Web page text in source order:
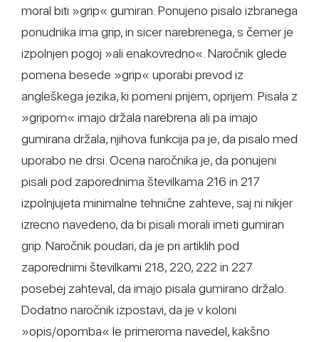
moral biti »grip« gumiran. Ponujeno pisalo izbranega
ponudnika ima grip, in sicer narebrenega, s čemer je
izpolnjen pogoj »ali enakovredno«. Naročnik glede
pomena besede »grip« uporabi prevod iz
angleškega jezika, ki pomeni prijem, oprijem. Pisala z
»gripom« imajo držala narebrena ali pa imajo
gumirana držala, njihova funkcija pa je, da pisalo med
uporabo ne drsi. Ocena naročnika je, da ponujeni
pisali pod zaporednima številkama 216 in 217
izpolnjujeta minimalne tehnične zahteve, saj ni nikjer
izrecno navedeno, da bi pisali morali imeti gumiran
grip. Naročnik poudari, da je pri artiklih pod
zaporednimi številkami 218, 220, 222 in 227
posebej zahteval, da imajo pisala gumirano držalo.
Dodatno naročnik izpostavi, da je v koloni
»opis/opomba« le primeroma navedel, kakšno